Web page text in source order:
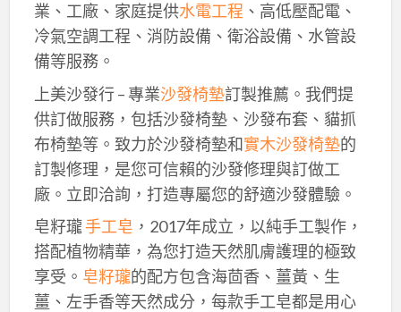
業、工廠、家庭提供水電工程 、高低壓配電、
冷氣空調工程、消防設備、衛浴設備、水管設
備等服務。
上美沙發行 – 專業沙發椅墊訂製推薦。我們提
供訂做服務，包括沙發椅墊、沙發布套、貓抓
布椅墊等。致力於沙發椅墊和實木沙發椅墊的
訂製修理，是您可信賴的沙發修理與訂做工
廠。立即洽詢，打造專屬您的舒適沙發體驗。
皂籽瓏手工皂 ，2017年成立，以純手工製作，
搭配植物精華，為您打造天然肌膚護理的極致
享受。 皂籽瓏的配方包含海茴香、薑黃、生
薑、左手香等天然成分，每款手工皂都是用心